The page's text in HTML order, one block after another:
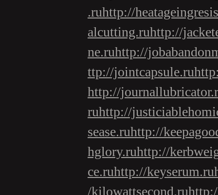
.ruhttp://
alcutting.ruhttp://
ne.ruhttp://
ttp://jointcapsule.ru
http://
ruhttp://
sease.ruhttp://
hglory.ruhttp://
ce.ruhttp://keyserum.ru
/kilowattsecond.ru